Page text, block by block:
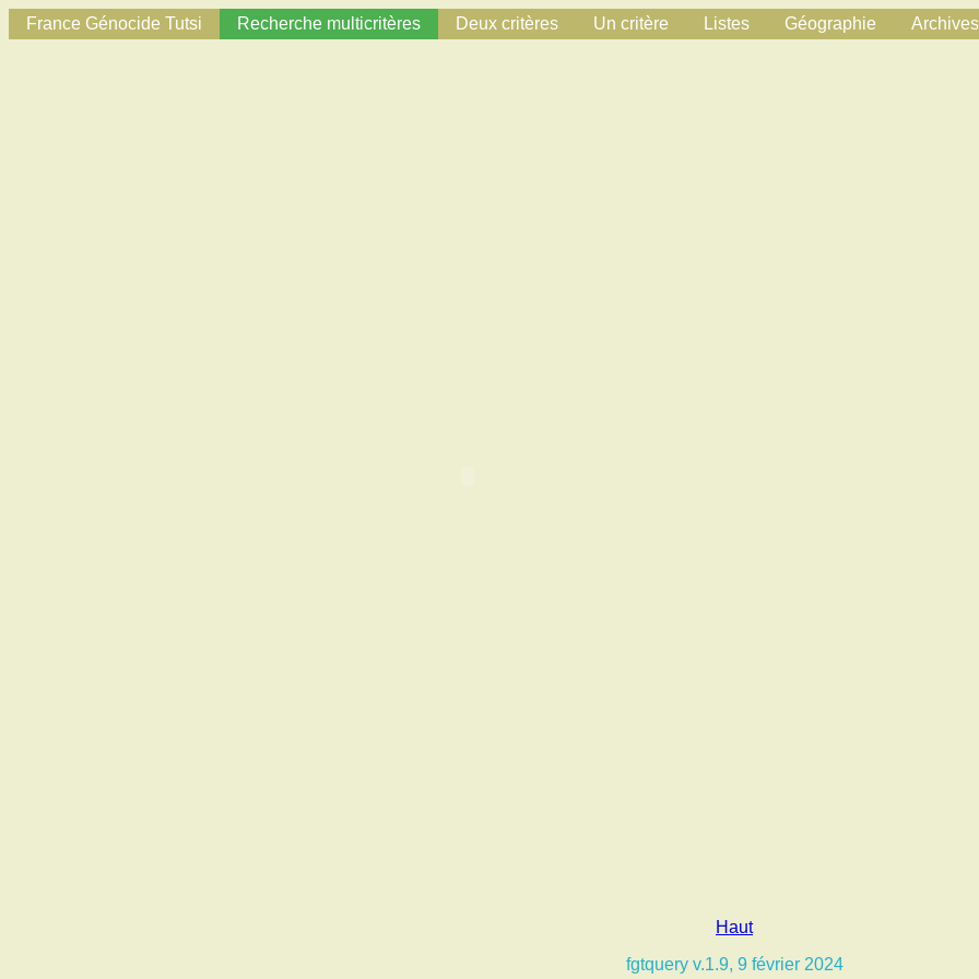
France Génocide Tutsi Recherche multicritères Deux critères Un critère Listes Géographie Archives
Haut
fgtquery v.1.9, 9 février 2024